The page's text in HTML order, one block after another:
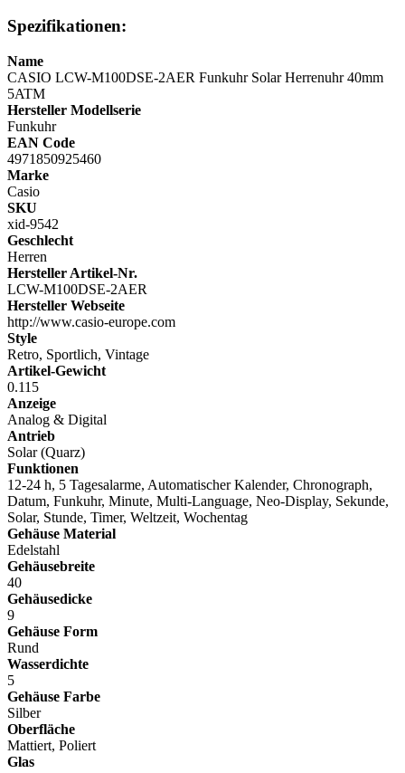
Spezifikationen:
Name
CASIO LCW-M100DSE-2AER Funkuhr Solar Herrenuhr 40mm
5ATM
Hersteller Modellserie
Funkuhr
EAN Code
4971850925460
Marke
Casio
SKU
xid-9542
Geschlecht
Herren
Hersteller Artikel-Nr.
LCW-M100DSE-2AER
Hersteller Webseite
http://www.casio-europe.com
Style
Retro, Sportlich, Vintage
Artikel-Gewicht
0.115
Anzeige
Analog & Digital
Antrieb
Solar (Quarz)
Funktionen
12-24 h, 5 Tagesalarme, Automatischer Kalender, Chronograph,
Datum, Funkuhr, Minute, Multi-Language, Neo-Display, Sekunde,
Solar, Stunde, Timer, Weltzeit, Wochentag
Gehäuse Material
Edelstahl
Gehäusebreite
40
Gehäusedicke
9
Gehäuse Form
Rund
Wasserdichte
5
Gehäuse Farbe
Silber
Oberfläche
Mattiert, Poliert
Glas